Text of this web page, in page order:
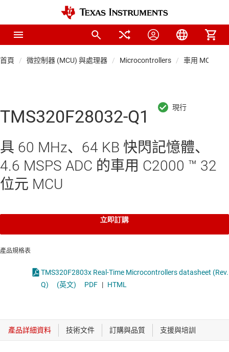
首頁 微控制器 (MCU) 與處理器 Microcontrollers 車用 MCU
TMS320F28032-Q1
具 60 MHz、64 KB 快閃記憶體、
4.6 MSPS ADC 的車用 C2000 ™ 32
位元 MCU
立即訂購
產品規格表
TMS320F2803x Real-Time Microcontrollers datasheet (Rev.
Q)
(英文) PDF | HTML